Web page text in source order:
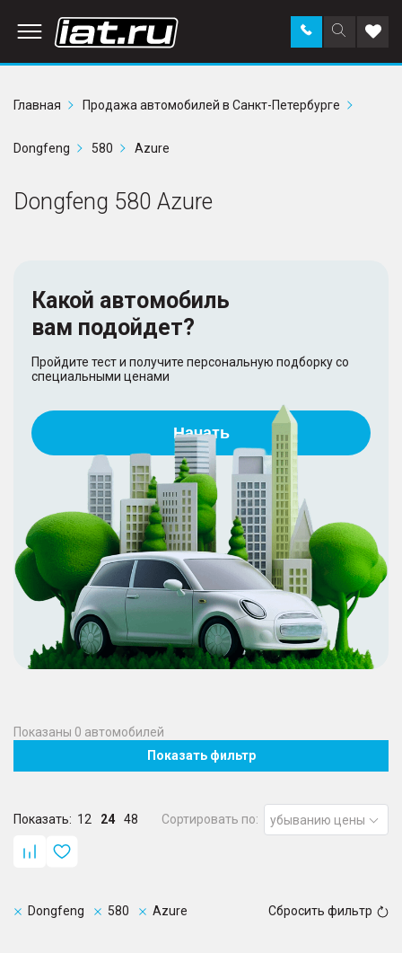
Поиск
по
Заказать
звонок в
Главная
Продажа автомобилей в Санкт-Петербурге
Dongfeng 580 Azure
Dongfeng 580 Azure
Какой автомобиль
вам подойдет?
Пройдите тест и получите персональную подборку со
специальными ценами
Начать
Показаны 0 автомобилей
Показать фильтр
Показать: 12 24 48 Сортировать по: убыванию цены
Dongfeng 580 Azure Сбросить фильтр